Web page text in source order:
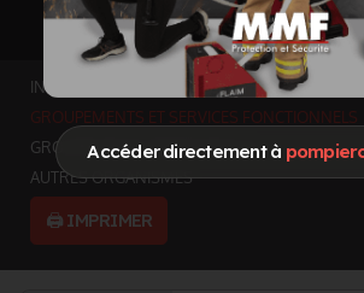
Accéder directement à
Informations mises à
INFOS GÉNÉRALES
GROUPEMENTS ET SERVICES FONCTIONNELS
GROUPEMENTS TERRITORIAUX
AUTRES ORGANISMES
🖨️ IMPRIMER